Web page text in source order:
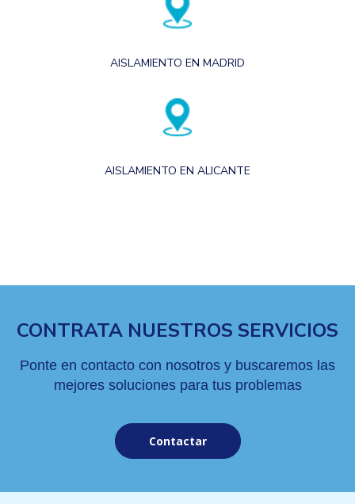
AISLAMIENTO EN MADRID
AISLAMIENTO EN ALICANTE
CONTRATA NUESTROS SERVICIOS
Ponte en contacto con nosotros y buscaremos las
mejores soluciones para tus problemas
Contactar